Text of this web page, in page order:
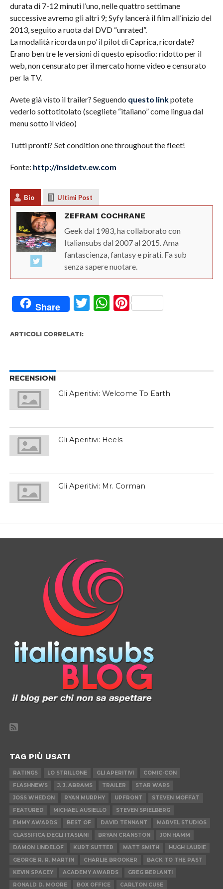
durata di 7-12 minuti l’uno, nelle quattro settimane
successive avremo gli altri 9; Syfy lancerà il film all’inizio del
2013, seguito a ruota dal DVD “unrated”.
La modalità ricorda un po’ il pilot di Caprica, ricordate?
Erano ben tre le versioni di questo episodio: ridotto per il
web, non censurato per il mercato home video e censurato
per la TV.
Avete già visto il trailer? Seguendo questo linkpotete
vederlo sottotitolato (scegliete “italiano” come lingua dal
menu sotto il video)
Tutti pronti? Set condition one throughout the fleet!
Fonte: http://insidetv.ew.com
Bio Ultimi Post
ZEFRAM COCHRANE
Geek dal 1983, ha collaborato con
Italiansubs dal 2007 al 2015. Ama
fantascienza, fantasy e pirati. Fa sub
senza sapere nuotare.
Share Twitter
WhatsApp
Pinterest
ARTICOLI CORRELATI:
RECENSIONI
Gli Aperitivi: Welcome To Earth
Gli Aperitivi: Heels
Gli Aperitivi: Mr. Corman
TAG PIÙ USATI
RATINGS LO STRILLONE GLI APERITIVI
COMIC-CON
FLASHNEWS
J. J. ABRAMS TRAILER
STAR WARS
JOSS WHEDON
RYAN MURPHY UPFRONT
STEVEN MOFFAT
FEATURED
MICHAEL AUSIELLO
STEVEN SPIELBERG
EMMY AWARDS
BEST OF DAVID TENNANT
MARVEL STUDIOS
CLASSIFICA DEGLI ITASIANI
BRYAN CRANSTON
JON HAMM
DAMON LINDELOF
KURT SUTTER MATT SMITH
HUGH LAURIE
GEORGE R. R. MARTIN
CHARLIE BROOKER
BACK TO THE PAST
KEVIN SPACEY
ACADEMY AWARDS
GREG BERLANTI
RONALD D. MOORE
BOX OFFICE CARLTON CUSE